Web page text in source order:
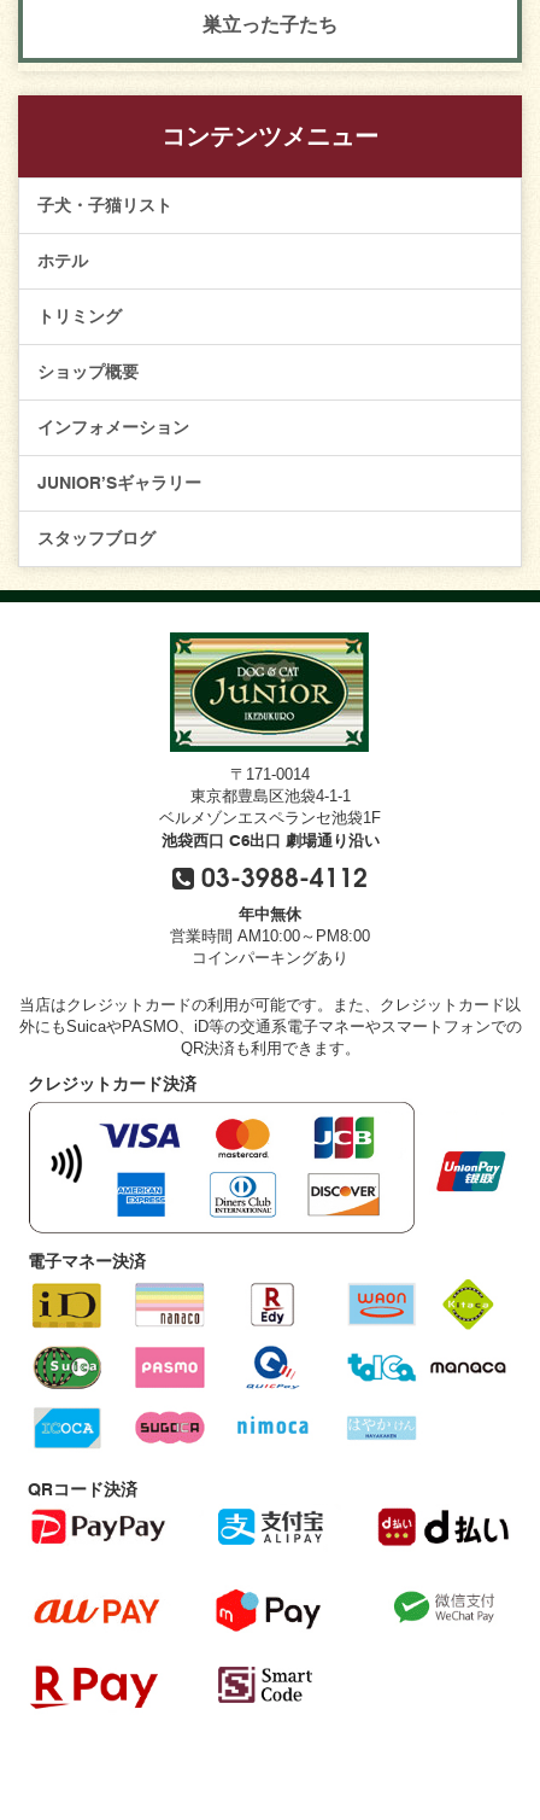
巣立った子たち
コンテンツメニュー
子犬・子猫リスト
ホテル
トリミング
ショップ概要
インフォメーション
JUNIOR’Sギャラリー
スタッフブログ
〒171-0014
東京都豊島区池袋4-1-1
ベルメゾンエスペランセ池袋1F
池袋西口 C6出口 劇場通り沿い
03-3988-4112
年中無休
営業時間 AM10:00～PM8:00
コインパーキングあり
当店はクレジットカードの利用が可能です。また、クレジットカード以
外にもSuicaやPASMO、iD等の交通系電子マネーやスマートフォンでの
QR決済も利用できます。
クレジットカード決済
電子マネー決済
QRコード決済